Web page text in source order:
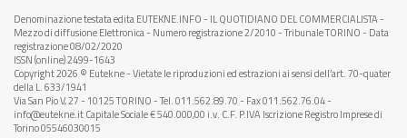
Denominazione testata edita EUTEKNE.INFO - IL QUOTIDIANO DEL COMMERCIALISTA -
Mezzo di diffusione Elettronica - Numero registrazione 2/2010 - Tribunale TORINO - Data
registrazione 08/02/2020
ISSN (online) 2499-1643
Copyright 2026 © Eutekne - Vietate le riproduzioni ed estrazioni ai sensi dell’art. 70-quater
della L. 633/1941
Via San Pio V, 27 - 10125 TORINO - Tel. 011.562.89.70 - Fax 011.562.76.04 -
info@eutekne.it Capitale Sociale € 540.000,00 i.v. C.F. P.IVA Iscrizione Registro Imprese di
Torino 05546030015